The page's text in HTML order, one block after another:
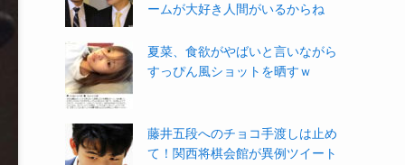
ームが大好き人間がいるからね
夏菜、食欲がやばいと言いながら
すっぴん風ショットを晒すｗ
藤井五段へのチョコ手渡しは止め
て！関西将棋会館が異例ツイート